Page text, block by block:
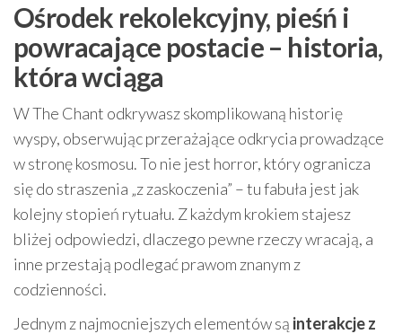
Ośrodek rekolekcyjny, pieśń i
powracające postacie – historia,
która wciąga
W The Chant odkrywasz skomplikowaną historię
wyspy, obserwując przerażające odkrycia prowadzące
w stronę kosmosu. To nie jest horror, który ogranicza
się do straszenia „z zaskoczenia” – tu fabuła jest jak
kolejny stopień rytuału. Z każdym krokiem stajesz
bliżej odpowiedzi, dlaczego pewne rzeczy wracają, a
inne przestają podlegać prawom znanym z
codzienności.
Jednym z najmocniejszych elementów są interakcje z